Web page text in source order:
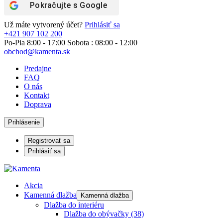
Pokračujte s Google
Už máte vytvorený účet? Prihlásiť sa
+421 907 102 200
Po-Pia 8:00 - 17:00 Sobota : 08:00 - 12:00
obchod@kamenta.sk
Predajne
FAQ
O nás
Kontakt
Doprava
Prihlásenie
Registrovať sa
Prihlásiť sa
Akcia
Kamenná dlažba
Kamenná dlažba
Dlažba do interiéru
Dlažba do obývačky (38)